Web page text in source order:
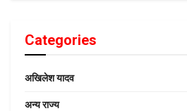
Categories
अखिलेश यादव
अन्य राज्य